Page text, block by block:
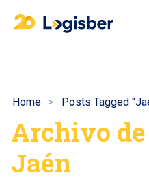
Home Posts Tagged
Archivo
Jaén